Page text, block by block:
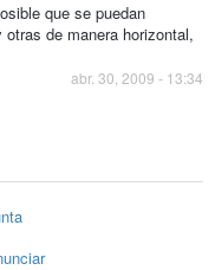
que se puedan
de manera horizontal,
abr. 30, 2009 - 13:34